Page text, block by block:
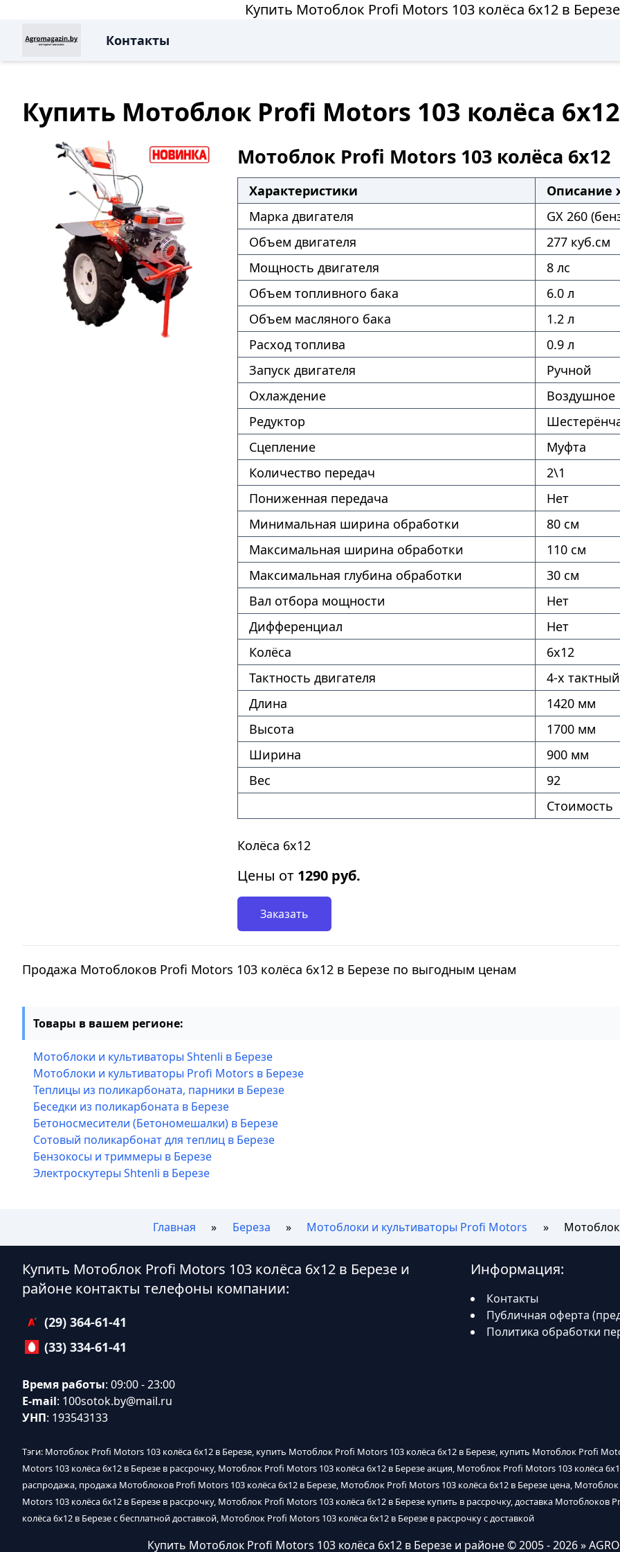
Купить Мотоблок Profi Motors 103 колёса 6х12 в
Контакты
Купить Мотоблок Profi Motors 103 колёса
Мотоблок Profi Motors 103 колёса 6х12
Характеристики
Описание
Марка двигателя
GX 260
Объем двигателя
277 куб.см
Мощность двигателя
8 лс
Объем топливного бака
6.0 л
Объем масляного бака
1.2 л
Расход топлива
0.9 л
Запуск двигателя
Ручной
Охлаждение
Воздушное
Редуктор
Сцепление
Муфта
Количество передач
2\1
Пониженная передача
Нет
Минимальная ширина обработки
80 см
Максимальная ширина обработки
110 см
Максимальная глубина обработки
30 см
Вал отбора мощности
Нет
Дифференциал
Нет
Колёса
6х12
Тактность двигателя
4-х тактный
Длина
1420 мм
Высота
1700 мм
Ширина
900 мм
Вес
92
Стоимость
Колёса 6х12
Цены от 1290 руб.
Заказать
Продажа Мотоблоков Profi Motors 103 колёса 6х12 в Березе по выгодным ценам
Товары в вашем регионе:
Мотоблоки и культиваторы Shtenli в Березе
Мотоблоки и культиваторы Profi Motors в Березе
Теплицы из поликарбоната, парники в Березе
Беседки из поликарбоната в Березе
Бетоносмесители (Бетономешалки) в Березе
Сотовый поликарбонат для теплиц в Березе
Бензокосы и триммеры в Березе
Электроскутеры Shtenli в Березе
Главная Береза Мотоблоки и культиваторы Profi Motors
Купить Мотоблок Profi Motors 103 колёса 6х12 в Березе и
районе контакты телефоны компании:
(29) 364-61-41
(33) 334-61-41
Время работы: 09:00 - 23:00
E-mail: 100sotok.by@mail.ru
УНП: 193543133
Информация:
Контакты
Публичная оферта
Политика обработки
Тэги: Мотоблок Profi Motors 103 колёса 6х12 в Березе, купить Мотоблок Profi Motors 103 колёса 6х12 в Березе, купить Мотоблок Profi
Motors 103 колёса 6х12 в Березе в рассрочку, Мотоблок Profi Motors 103 колёса 6х12 в Березе акция, Мотоблок Profi Motors 103 колёса
распродажа, продажа Мотоблоков Profi Motors 103 колёса 6х12 в Березе, Мотоблок Profi Motors 103 колёса 6х12 в Березе цена,
Motors 103 колёса 6х12 в Березе в рассрочку, Мотоблок Profi Motors 103 колёса 6х12 в Березе купить в рассрочку, доставка
колёса 6х12 в Березе с бесплатной доставкой, Мотоблок Profi Motors 103 колёса 6х12 в Березе в рассрочку с доставкой
Купить Мотоблок Profi Motors 103 колёса 6х12 в Березе и районе© 2005 - 2026 »